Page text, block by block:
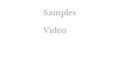
Samples
Video